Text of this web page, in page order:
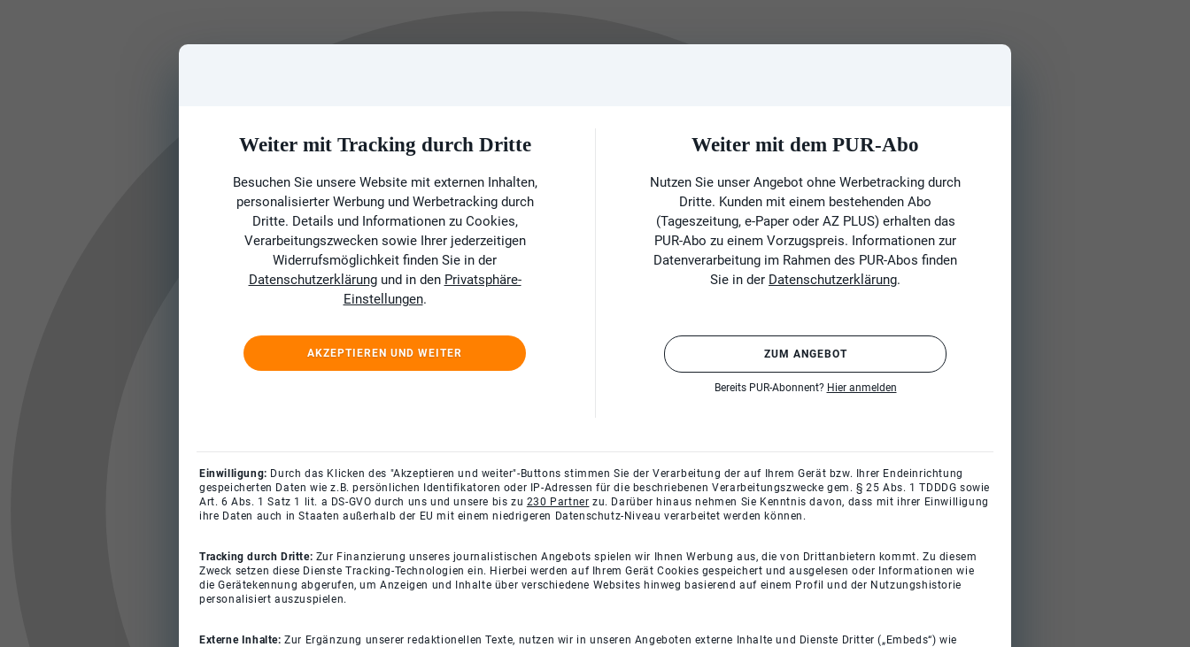
Weiter mit Tracking durch Dritte
Besuchen Sie unsere Website mit externen Inhalten,
personalisierter Werbung und Werbetracking durch
Dritte. Details und Informationen zu Cookies,
Verarbeitungszwecken sowie Ihrer jederzeitigen
Widerrufsmöglichkeit finden Sie in der
Datenschutzerklärungund in den Privatsphäre-
Einstellungen.
AKZEPTIEREN UND WEITER
Weiter mit dem PUR-Abo
Nutzen Sie unser Angebot ohne Werbetracking durch
Dritte. Kunden mit einem bestehenden Abo
(Tageszeitung, e-Paper oder AZ PLUS) erhalten das
PUR-Abo zu einem Vorzugspreis. Informationen zur
Datenverarbeitung im Rahmen des PUR-Abos finden
Sie in der Datenschutzerklärung.
ZUM ANGEBOT
Bereits PUR-Abonnent? Hier anmelden
Einwilligung: Durch das Klicken des "Akzeptieren und weiter"-Buttons stimmen Sie der Verarbeitung der auf Ihrem Gerät bzw. Ihrer Endeinrichtung
gespeicherten Daten wie z.B. persönlichen Identifikatoren oder IP-Adressen für die beschriebenen Verarbeitungszwecke gem. § 25 Abs. 1 TDDDG sowie
Art. 6 Abs. 1 Satz 1 lit. a DS-GVO durch uns und unsere bis zu 230 Partner zu. Darüber hinaus nehmen Sie Kenntnis davon, dass mit ihrer Einwilligung
ihre Daten auch in Staaten außerhalb der EU mit einem niedrigeren Datenschutz-Niveau verarbeitet werden können.
Tracking durch Dritte: Zur Finanzierung unseres journalistischen Angebots spielen wir Ihnen Werbung aus, die von Drittanbietern kommt. Zu diesem
Zweck setzen diese Dienste Tracking-Technologien ein. Hierbei werden auf Ihrem Gerät Cookies gespeichert und ausgelesen oder Informationen wie
die Gerätekennung abgerufen, um Anzeigen und Inhalte über verschiedene Websites hinweg basierend auf einem Profil und der Nutzungshistorie
personalisiert auszuspielen.
Externe Inhalte:Zur Ergänzung unserer redaktionellen Texte, nutzen wir in unseren Angeboten externe Inhalte und Dienste Dritter („Embeds“) wie